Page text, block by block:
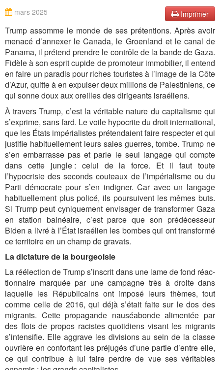
RECHERCHE
CONTACT
Imprimer
mars 2025
Trump assomme le monde de ses prétentions. Après avoir
menacé d’annexer le Canada, le Groenland et le canal de
Panama, il prétend prendre le contrôle de la bande de Gaza.
Fidèle à son esprit cupide de promoteur immobilier, il entend
en faire un paradis pour riches touristes à l’image de la Côte
d’Azur, quitte à en expulser deux millions de Palestiniens, ce
qui sonne doux aux oreilles des dirigeants israéliens.
À travers Trump, c’est la véritable nature du capitalisme qui
s’exprime, sans fard. Le voile hypocrite du droit international,
que les États impérialistes prétendaient faire respecter et qui
justifie habituellement leurs sales guerres, tombe. Trump ne
s’en embarrasse pas et parle le seul langage qui compte
dans cette jungle : celui de la force. Et il faut toute
l’hypocrisie des seconds couteaux de l’impérialisme ou du
Parti démocrate pour s’en indigner. Car avec un langage
habituellement plus policé, ils poursuivent les mêmes buts.
Si Trump peut cyniquement envisager de transformer Gaza
en station balnéaire, c’est parce que son prédécesseur
Biden a livré à l’État israélien les bombes qui ont transformé
ce territoire en un champ de gravats.
La dictature de la bourgeoisie
La réélection de Trump s’inscrit dans une lame de fond réac­
tion­nai­re marquée par une campagne très à droite dans
laquelle les Républicains ont imposé leurs thèmes, tout
comme celle de 2016, qui déjà s’était faite sur le dos des
migrants. Cette propagande nauséabonde alimentée par
des flots de propos racistes quotidiens visant les migrants
s’intensifie. Elle aggrave les divisions au sein de la classe
ouvrière en confortant les préjugés d’une partie d’entre elle,
ce qui contribue à lui faire perdre de vue ses véritables